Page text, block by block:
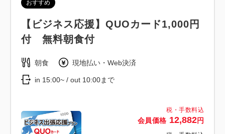
税・手数料込
会員価格 12,882円
おすすめ
【ビジネス応援】QUOカード1,000円
付 無料朝食付
朝食 現地払い・Web決済
in 15:00~ / out 10:00まで